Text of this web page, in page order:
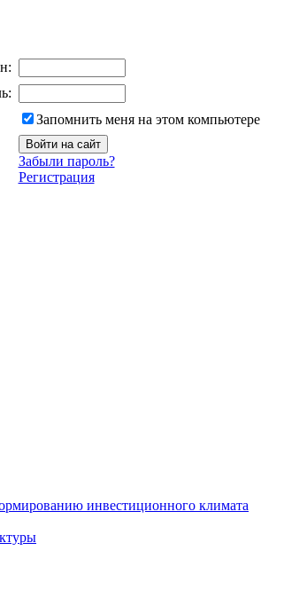
Запомнить меня на этом компьютере
Забыли пароль?
Регистрация
инвестиционного климата